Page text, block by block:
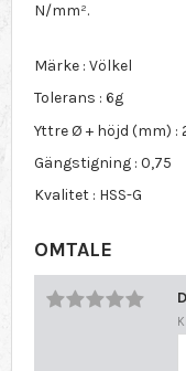
N/mm².
Märke : Völkel
Tolerans : 6g
Yttre Ø + höjd (mm) :
Gängstigning : 0,75
Kvalitet : HSS-G
OMTALE